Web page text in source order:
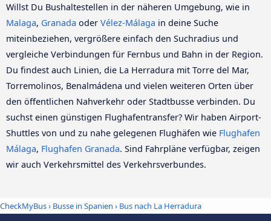
Willst Du Bushaltestellen in der näheren Umgebung, wie in
Malaga, Granada oder Vélez-Málaga in deine Suche
miteinbeziehen, vergrößere einfach den Suchradius und
vergleiche Verbindungen für Fernbus und Bahn in der Region.
Du findest auch Linien, die La Herradura mit Torre del Mar,
Torremolinos, Benalmádena und vielen weiteren Orten über
den öffentlichen Nahverkehr oder Stadtbusse verbinden. Du
suchst einen günstigen Flughafentransfer? Wir haben Airport-
Shuttles von und zu nahe gelegenen Flughäfen wie Flughafen
Málaga, Flughafen Granada. Sind Fahrpläne verfügbar, zeigen
wir auch Verkehrsmittel des Verkehrsverbundes.
CheckMyBus› Busse in Spanien › Bus nach La Herradura